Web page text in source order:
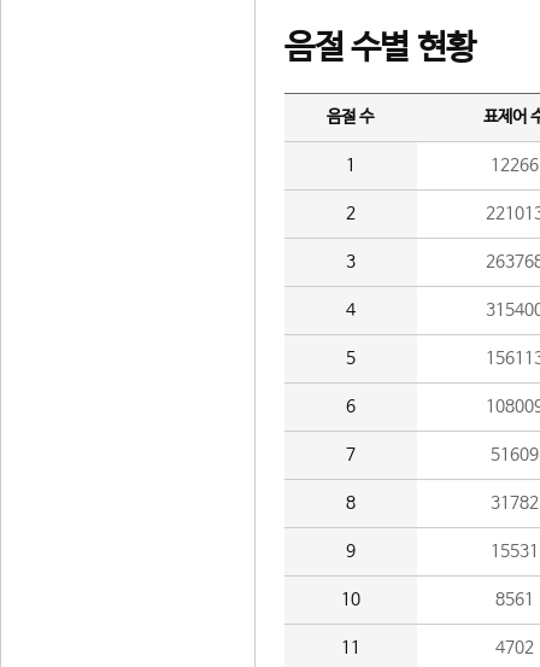
음절 수별 현황
음절 수 표제어
1 12266
2
3
4
5
6
7 51609
8 31782
9 15531
10 8561
11 4702